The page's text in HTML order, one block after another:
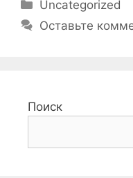
Uncategorized
Оставьте
Поиск